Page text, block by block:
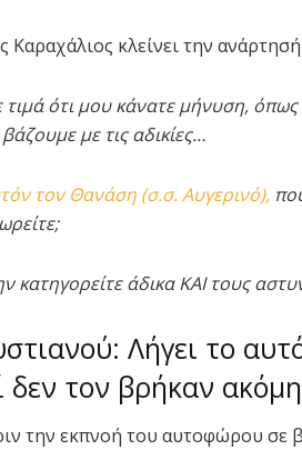
Καραχάλιος κλείνει την
τιμά ότι μου κάνατε μήνυση,
με τις αδικίες…
τον Θανάση (σ.σ. Αυγερινό),
κατηγορείτε άδικα ΚΑΙ τους
Λήγει το
δεν τον βρήκαν
την εκπνοή του αυτοφώρου σε